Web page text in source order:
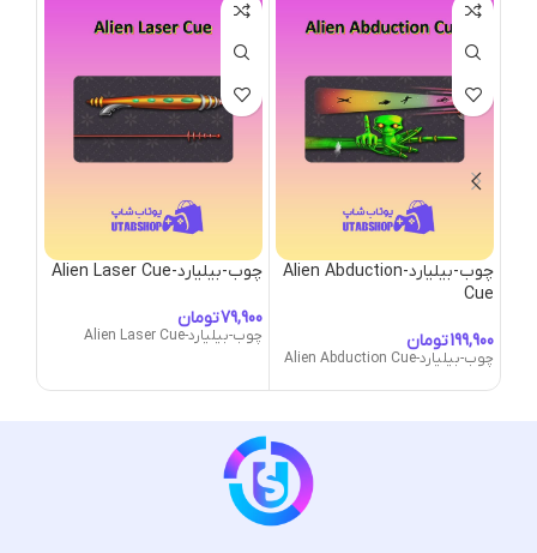
چوب-بیلیارد-Alien Abduction
Cue
تومان
چوب-بیلیارد-Alien Abduction Cue
چوب-بیلیارد-Alien Laser Cue
تومان
چوب-بیلیارد-Alien Laser Cue